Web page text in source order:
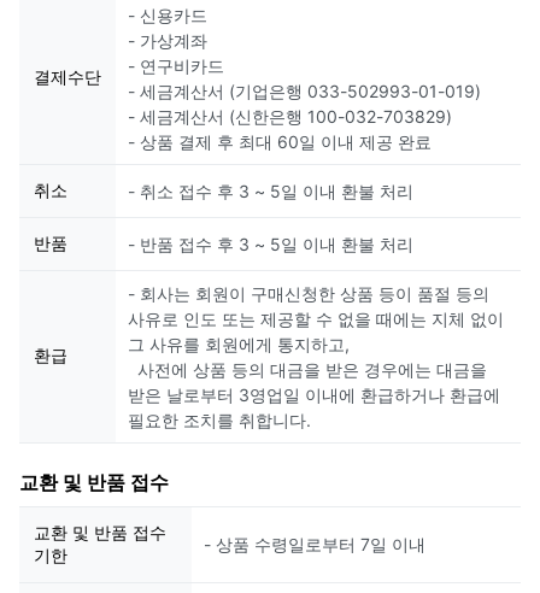
결제수단
- 신용카드
- 가상계좌
- 연구비카드
- 세금계산서 (기업은행 033-502993-01-019)
- 세금계산서 (신한은행 100-032-703829)
- 상품 결제 후 최대 60일 이내 제공 완료
취소 - 취소 접수 후 3 ~ 5일 이내 환불 처리
반품 - 반품 접수 후 3 ~ 5일 이내 환불 처리
환급
- 회사는 회원이 구매신청한 상품 등이 품절 등의
사유로 인도 또는 제공할 수 없을 때에는 지체 없이
그 사유를 회원에게 통지하고,
사전에 상품 등의 대금을 받은 경우에는 대금을
받은 날로부터 3영업일 이내에 환급하거나 환급에
필요한 조치를 취합니다.
교환 및 반품 접수
교환 및 반품 접수
기한
- 상품 수령일로부터 7일 이내